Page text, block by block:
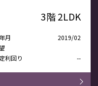
3階2LDK
月
2019/02
利回り
--